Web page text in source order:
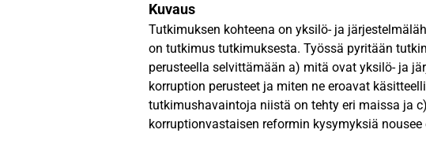
Kuvaus
Tutkimuksen kohteena on yksilö- ja
on tutkimus tutkimuksesta. Työssä pyritään
perusteella selvittämään a) mitä ovat yksilö- ja
korruption perusteet ja miten ne eroavat
tutkimushavaintoja niistä on tehty eri maissa ja
korruptionvastaisen reformin kysymyksiä nousee